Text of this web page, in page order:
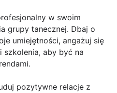
w swoim
grupy tanecznej. Dbaj o
umiejętności, angażuj się
szkolenia, aby być na
pozytywne relacje z